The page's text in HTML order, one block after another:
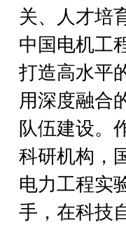
关、人才培
中国电机工
打造高水平
用深度融合
队伍建设。
科研机构，
电力工程实
手，在科技